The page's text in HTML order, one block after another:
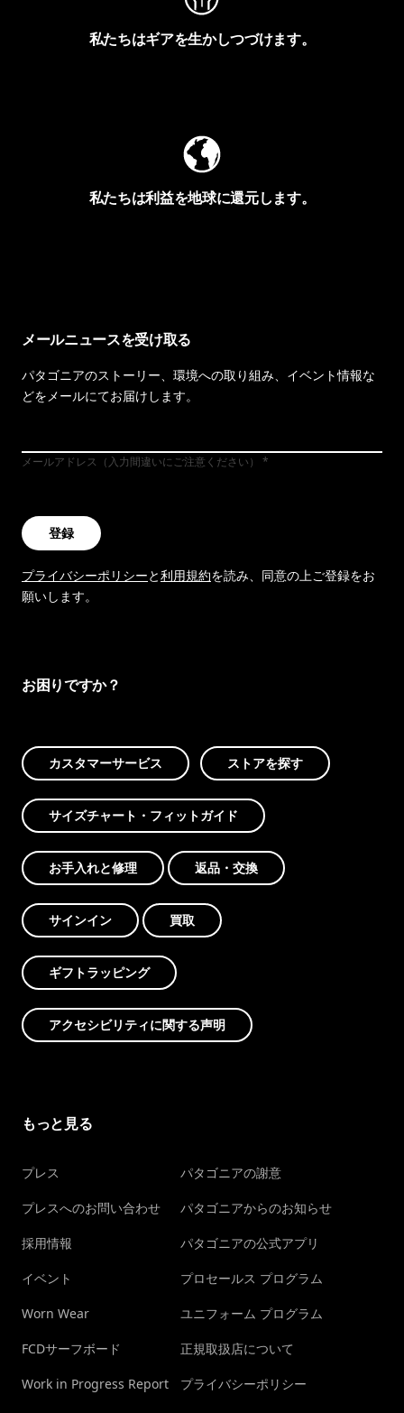
私たちはギアを生かしつづけます。
私たちは利益を地球に還元します。
メールニュースを受け取る
パタゴニアのストーリー、環境への取り組み、イベント情報な
どをメールにてお届けします。
メールアドレス（入力間違いにご注意ください）
登録
プライバシーポリシーと利用規約を読み、同意の上ご登録をお
願いします。
お困りですか？
カスタマーサービス ストアを探す
サイズチャート・フィットガイド
お手入れと修理 返品・交換
サインイン 買取
ギフトラッピング
アクセシビリティに関する声明
もっと見る
プレス
プレスへのお問い合わせ
採用情報
イベント
Worn Wear
FCDサーフボード
Work in Progress Report
パタゴニアの謝意
パタゴニアからのお知らせ
パタゴニアの公式アプリ
プロセールス プログラム
ユニフォーム プログラム
正規取扱店について
プライバシーポリシー